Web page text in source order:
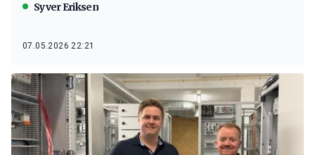
Syver Eriksen
07.05.2026 22:21